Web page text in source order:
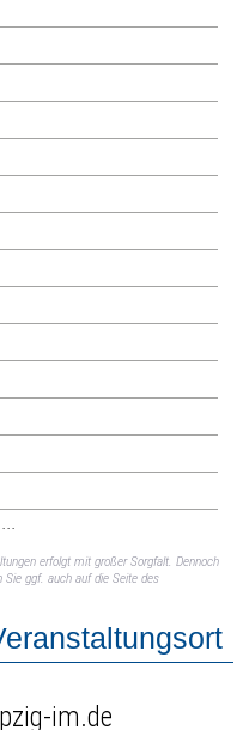
erfolgt mit großer Sorgfalt. Dennoch
ggf. auch auf die Seite des